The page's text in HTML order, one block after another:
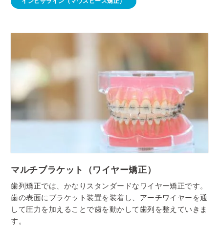
マルチブラケット（ワイヤー矯正）
歯列矯正では、かなりスタンダードなワイヤー矯正です。
歯の表面にブラケット装置を装着し、アーチワイヤーを通
して圧力を加えることで歯を動かして歯列を整えていきま
す。